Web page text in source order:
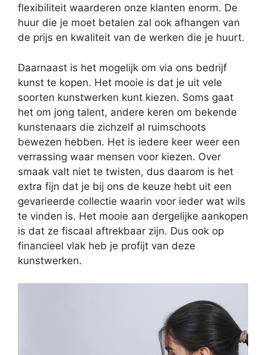
flexibiliteit waarderen onze klanten enorm. De
huur die je moet betalen zal ook afhangen van
de prijs en kwaliteit van de werken die je huurt.
Daarnaast is het mogelijk om via ons bedrijf
kunst te kopen. Het mooie is dat je uit vele
soorten kunstwerken kunt kiezen. Soms gaat
het om jong talent, andere keren om bekende
kunstenaars die zichzelf al ruimschoots
bewezen hebben. Het is iedere keer weer een
verrassing waar mensen voor kiezen. Over
smaak valt niet te twisten, dus daarom is het
extra fijn dat je bij ons de keuze hebt uit een
gevarieerde collectie waarin voor ieder wat wils
te vinden is. Het mooie aan dergelijke aankopen
is dat ze fiscaal aftrekbaar zijn. Dus ook op
financieel vlak heb je profijt van deze
kunstwerken.